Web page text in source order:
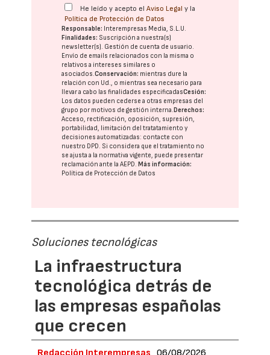
He leído y acepto elAviso Legal y la
Política de Protección de Datos
Responsable: Interempresas Media, S.L.U.
Finalidades: Suscripción a nuestra(s)
newsletter(s). Gestión de cuenta de usuario.
Envío de emails relacionados con la misma o
relativos a intereses similares o
asociados.Conservación: mientras dure la
relación con Ud., o mientras sea necesario para
llevar a cabo las finalidades especificadasCesión:
Los datos pueden cederse a otras empresas del
grupo por motivos de gestión interna. Derechos:
Acceso, rectificación, oposición, supresión,
portabilidad, limitación del tratatamiento y
decisiones automatizadas: contacte con
nuestro DPD. Si considera que el tratamiento no
se ajusta a la normativa vigente, puede presentar
reclamación ante laAEPD. Más información:
Política de Protección de Datos
Soluciones tecnológicas
La infraestructura
tecnológica detrás de
las empresas españolas
que crecen